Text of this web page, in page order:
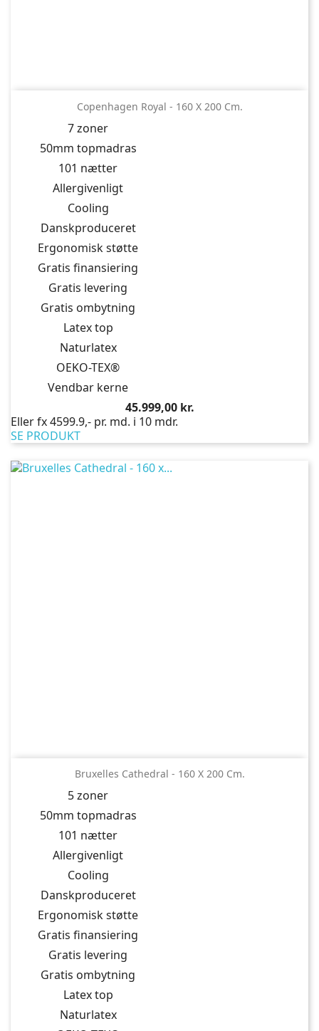
Copenhagen Royal - 160 X 200 Cm.
7 zoner
50mm topmadras
101 nætter
Allergivenligt
Cooling
Danskproduceret
Ergonomisk støtte
Gratis finansiering
Gratis levering
Gratis ombytning
Latex top
Naturlatex
OEKO-TEX®
Vendbar kerne
Pris
45.999,00 kr.
Eller fx 4599.9,- pr. md. i 10 mdr.
SE PRODUKT
Bruxelles Cathedral - 160 X 200 Cm.
5 zoner
50mm topmadras
101 nætter
Allergivenligt
Cooling
Danskproduceret
Ergonomisk støtte
Gratis finansiering
Gratis levering
Gratis ombytning
Latex top
Naturlatex